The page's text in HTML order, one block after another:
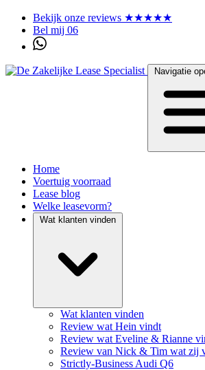
Bekijk onze reviews ★★★★★
Bel mij 06
Navigatie
Home
Voertuig voorraad
Lease blog
Welke leasevorm?
Wat klanten vinden
Wat klanten vinden
Review wat Hein vindt
Review wat Eveline & Rianne
Review van Nick & Tim wat zij
Strictly-Business Audi Q6